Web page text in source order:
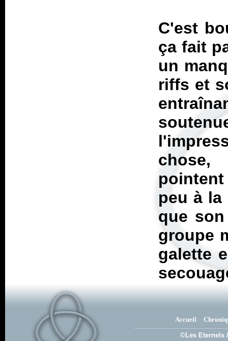
C'est
ça fait
un
riffs et
pointent
peu à
que
groupe
galette
Accueil
©Les Eternels